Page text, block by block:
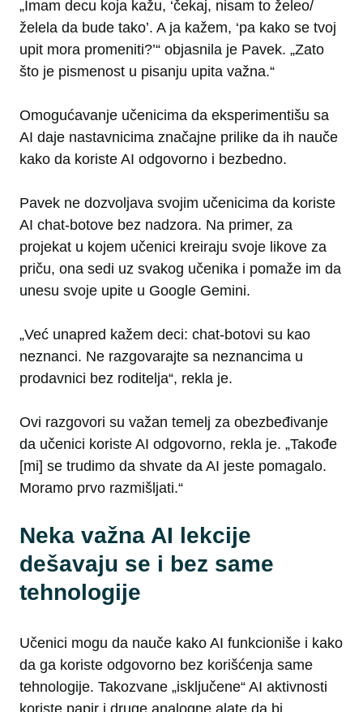
„Imam decu koja kažu, ‘čekaj, nisam to želeo/
želela da bude tako’. A ja kažem, ‘pa kako se tvoj
upit mora promeniti?’“ objasnila je Pavek. „Zato
što je pismenost u pisanju upita važna.“
Omogućavanje učenicima da eksperimentišu sa
AI daje nastavnicima značajne prilike da ih nauče
kako da koriste AI odgovorno i bezbedno.
Pavek ne dozvoljava svojim učenicima da koriste
AI chat-botove bez nadzora. Na primer, za
projekat u kojem učenici kreiraju svoje likove za
priču, ona sedi uz svakog učenika i pomaže im da
unesu svoje upite u Google Gemini.
„Već unapred kažem deci: chat-botovi su kao
neznanci. Ne razgovarajte sa neznancima u
prodavnici bez roditelja“, rekla je.
Ovi razgovori su važan temelj za obezbeđivanje
da učenici koriste AI odgovorno, rekla je. „Takođe
[mi] se trudimo da shvate da AI jeste pomagalo.
Moramo prvo razmišljati.“
Neka važna AI lekcije
dešavaju se i bez same
tehnologije
Učenici mogu da nauče kako AI funkcioniše i kako
da ga koriste odgovorno bez korišćenja same
tehnologije. Takozvane „isključene“ AI aktivnosti